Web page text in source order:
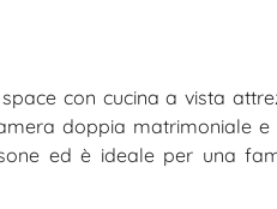
con cucina a vista
doppia matrimoniale e
ed è ideale per una